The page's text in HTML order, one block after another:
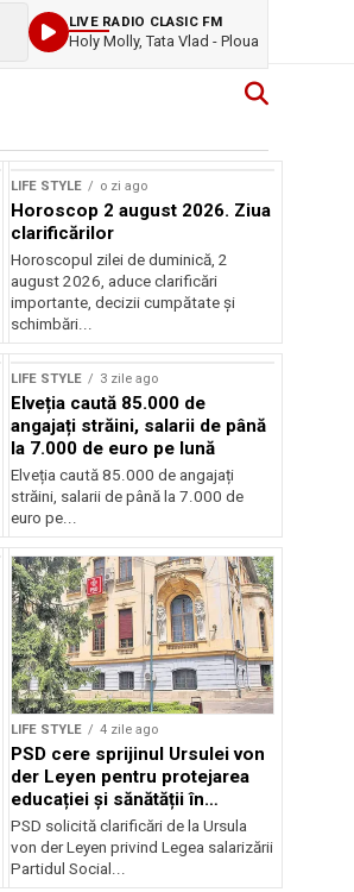
LIVE RADIO CLASIC FM
Holy Molly, Tata Vlad - Ploua
LIFE STYLE o zi ago
Horoscop 2 august 2026. Ziua
clarificărilor
Horoscopul zilei de duminică, 2
august 2026, aduce clarificări
importante, decizii cumpătate și
schimbări...
LIFE STYLE 3 zile ago
Elveția caută 85.000 de
angajați străini, salarii de până
la 7.000 de euro pe lună
Elveția caută 85.000 de angajați
străini, salarii de până la 7.000 de
euro pe...
LIFE STYLE 4 zile ago
PSD cere sprijinul Ursulei von
der Leyen pentru protejarea
educației și sănătății în
reforma salarială
PSD solicită clarificări de la Ursula
von der Leyen privind Legea salarizării
Partidul Social...